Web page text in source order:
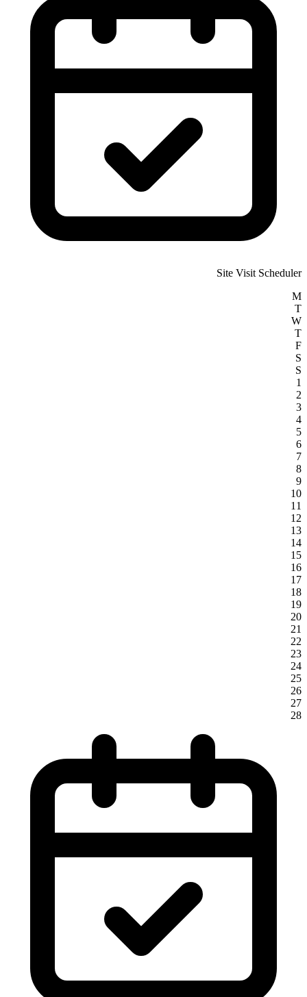
Site Visit Scheduler
M
T
W
T
F
S
S
1
2
3
4
5
6
7
8
9
10
11
12
13
14
15
16
17
18
19
20
21
22
23
24
25
26
27
28